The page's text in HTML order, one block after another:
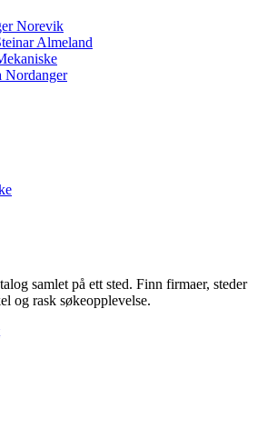
Norevik
Almeland
samlet på ett sted. Finn firmaer, steder
og rask søkeopplevelse.